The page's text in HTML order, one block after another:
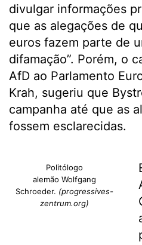
divulgar informações
que as alegações de
euros fazem parte de
difamação”. Porém, o
AfD ao Parlamento
Krah, sugeriu que
campanha até que as
fossem esclarecidas.
Politólogo
alemão Wolfgang
Schroeder. (progressives-
zentrum.org)